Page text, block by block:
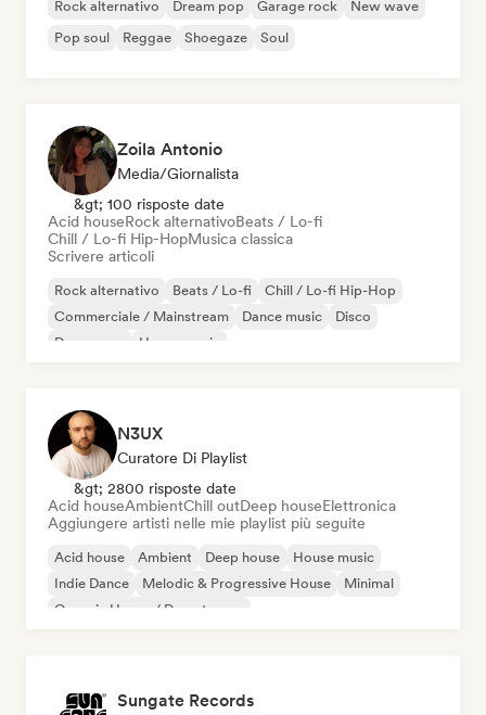
Rock alternativo Dream pop Garage rock
New wave
Pop soul
Reggae Shoegaze Soul
Zoila Antonio
Media/Giornalista
&gt; 100 risposte date
Acid houseRock alternativoBeats / Lo-fi
Chill / Lo-fi Hip-HopMusica classica
Scrivere articoli
Rock alternativo Beats / Lo-fi
Chill / Lo-fi Hip-Hop
Commerciale / Mainstream
Dance music
Disco
Dream pop
House music
N3UX
Curatore Di Playlist
&gt; 2800 risposte date
Acid houseAmbientChill outDeep houseElettronica
Aggiungere artisti nelle mie playlist più seguite
Acid house Ambient Deep house
House music
Indie Dance
Melodic & Progressive House
Minimal
Organic House / Downtempo
Sungate Records